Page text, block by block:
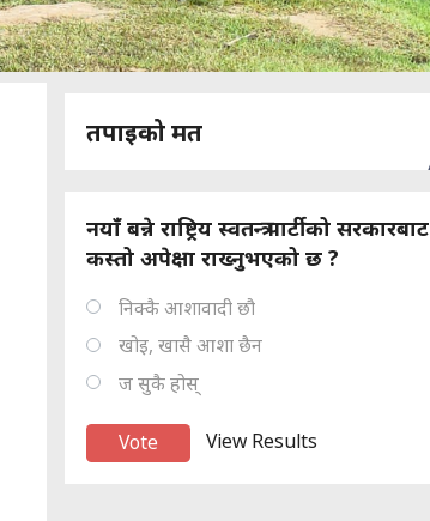
तपाइको मत
नयाँ बन्ने राष्ट्रिय स्वतन्त्र पार्टीको सरकारबाट
कस्तो अपेक्षा राख्नुभएको छ ?
निक्कै आशावादी छौ
खोइ, खासै आशा छैन
ज सुकै होस्
View Results